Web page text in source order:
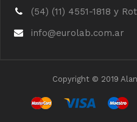
(54) (11) 4551-1818 y
info@eurolab.com.ar
Copyright © 2019